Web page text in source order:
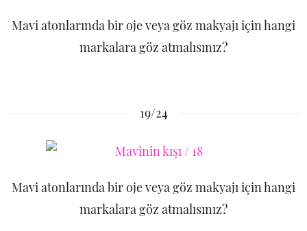
Mavi atonlarında bir oje veya göz makyajı için hangi
markalara göz atmalısınız?
19/24
Mavi atonlarında bir oje veya göz makyajı için hangi
markalara göz atmalısınız?